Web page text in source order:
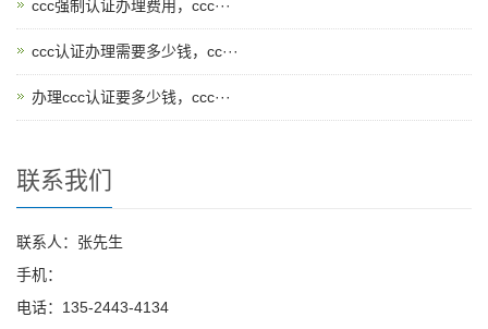
ccc强制认证办理费用，ccc···
ccc认证办理需要多少钱，cc···
办理ccc认证要多少钱，ccc···
联系我们
联系人：张先生
手机：
电话：135-2443-4134